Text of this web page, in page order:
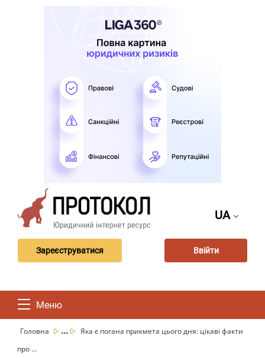
UA
Зареєструватися Ввійти
Меню
Головна ...
Яка є погана прикмета цього дня: цікаві факти
про ...